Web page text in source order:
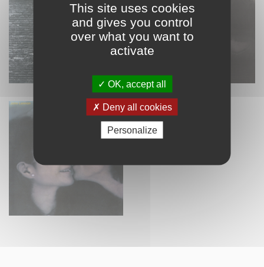
This site uses cookies
and gives you control
over what you want to
activate
OK, accept all
Deny all cookies
Personalize